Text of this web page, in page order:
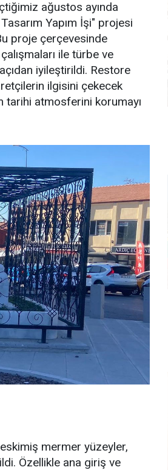
ağustos ayında
Yapım İşi" projesi
proje çerçevesinde
ile türbe ve
iyileştirildi. Restore
ilgisini çekecek
tarihi atmosferini korumayı
mermer yüzeyler,
Özellikle ana giriş ve